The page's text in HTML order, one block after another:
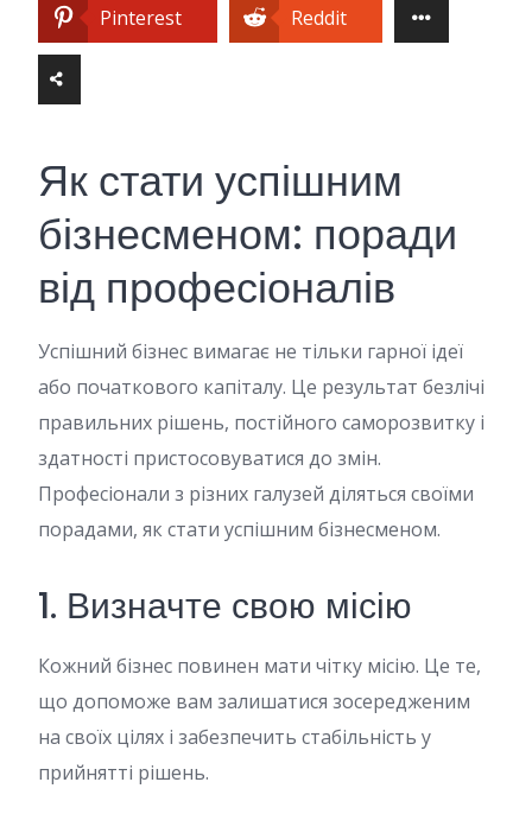
Pinterest Reddit
Як стати успішним
бізнесменом: поради
від професіоналів
Успішний бізнес вимагає не тільки гарної ідеї
або початкового капіталу. Це результат безлічі
правильних рішень, постійного саморозвитку і
здатності пристосовуватися до змін.
Професіонали з різних галузей діляться своїми
порадами, як стати успішним бізнесменом.
1. Визначте свою місію
Кожний бізнес повинен мати чітку місію. Це те,
що допоможе вам залишатися зосередженим
на своїх цілях і забезпечить стабільність у
прийнятті рішень.